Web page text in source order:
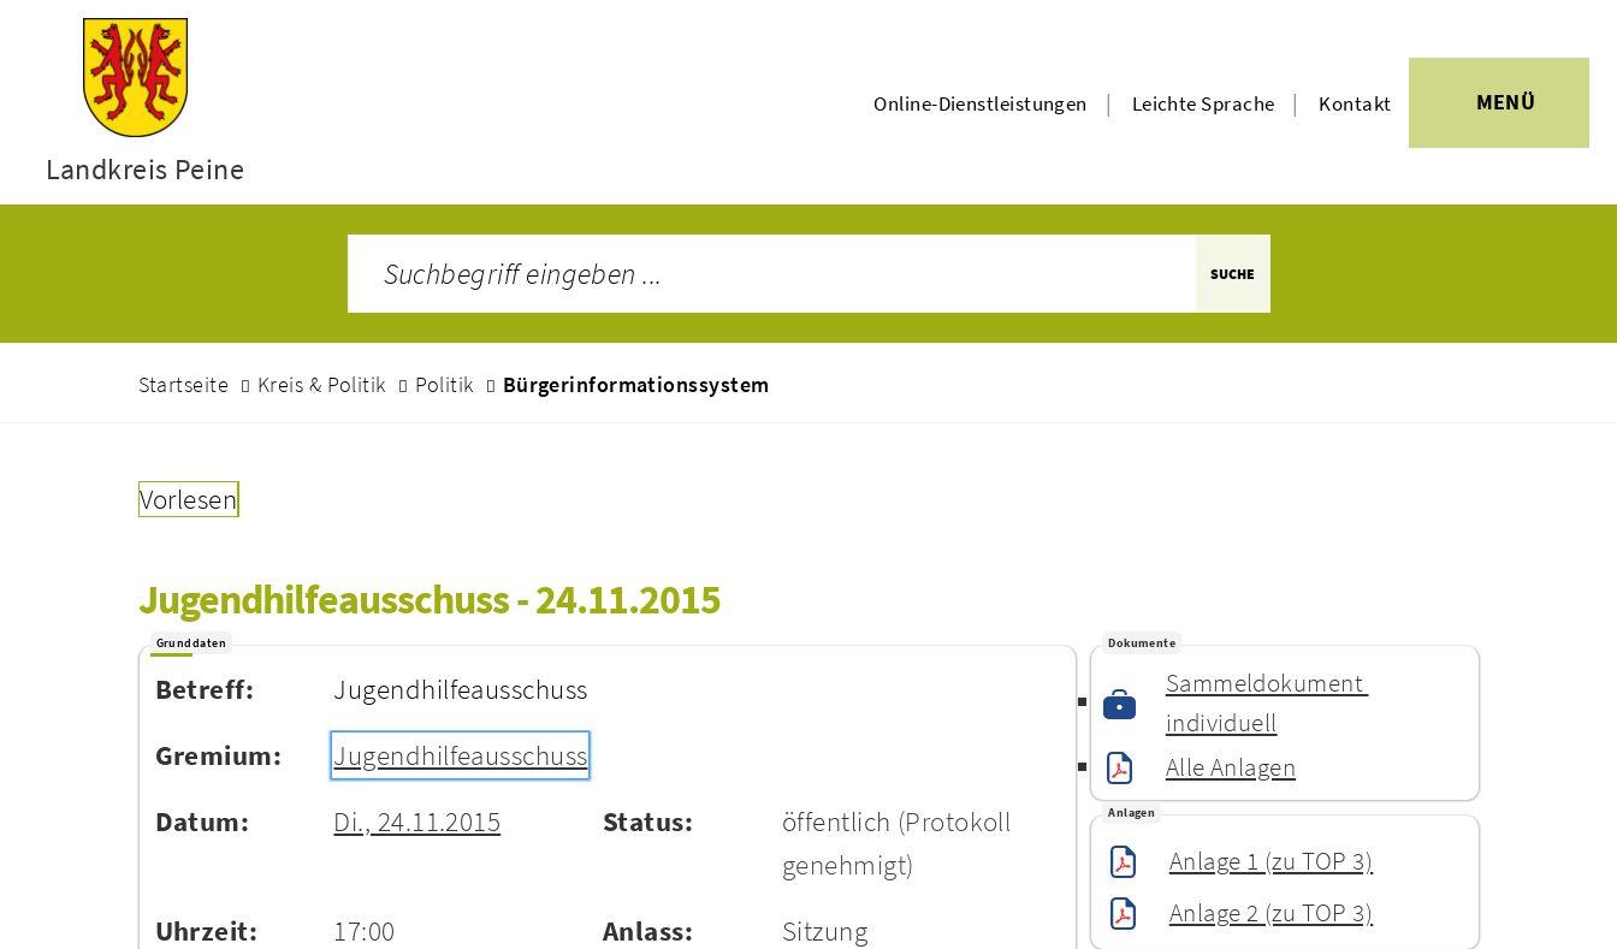
Landkreis Peine
Online-Dienstleistungen | Leichte Sprache | Kontakt MENÜ
SUCHE
Startseite Kreis & Politik Politik Bürgerinformationssystem
Vorlesen
Jugendhilfeausschuss - 24.11.2015
Grunddaten
Betreff:
Jugendhilfeausschuss
Gremium:
Jugendhilfeausschuss
Datum:
Di., 24.11.2015 Status: öffentlich (Protokoll
genehmigt)
Uhrzeit:
17:00 Anlass:
Sitzung
Dokumente
Sammeldokument
individuell
Alle Anlagen
Anlagen
Anlage 1 (zu TOP 3)
Anlage 2 (zu TOP 3)